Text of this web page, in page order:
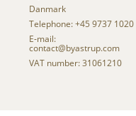
Danmark
Telephone: +45 9737 1020
E-mail:
contact@byastrup.com
VAT number: 31061210